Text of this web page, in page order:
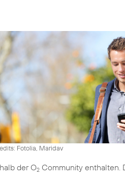
Fotolia, Maridav
der O2 Community enthalten.